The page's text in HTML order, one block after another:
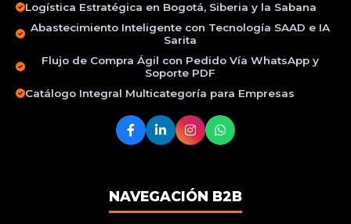
Logística Estratégica en Bogotá, Siberia y la Sabana
Abastecimiento Inteligente con Tecnología SAAD e IA
Sarita
Flujo de Compra Ágil con Pedido Vía WhatsApp y
Soporte PDF
Catálogo Integral Multicategoría para Empresas
NAVEGACIÓN B2B